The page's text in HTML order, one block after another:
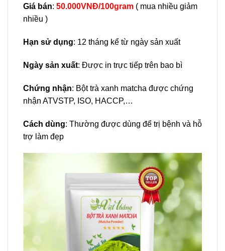
Giá bán: 50.000VNĐ/100gram ( mua nhiều giảm
nhiều )
Hạn sử dụng: 12 tháng kể từ ngày sản xuất
Ngày sản xuất: Được in trực tiếp trên bao bì
Chứng nhận: Bột trà xanh matcha được chứng
nhận ATVSTP, ISO, HACCP,…
Cách dùng: Thường được dùng để trị bệnh và hỗ
trợ làm đẹp